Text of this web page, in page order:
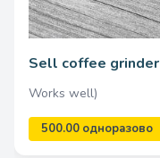
Sell coffee grinder
Works well)